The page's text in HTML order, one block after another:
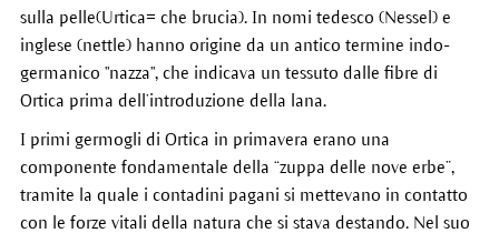
sulla pelle(Urtica= che brucia). In nomi tedesco (Nessel) e
inglese (nettle) hanno origine da un antico termine indo-
germanico "nazza", che indicava un tessuto dalle fibre di
Ortica prima dell’introduzione della lana.
I primi germogli di Ortica in primavera erano una
componente fondamentale della “zuppa delle nove erbe”,
tramite la quale i contadini pagani si mettevano in contatto
con le forze vitali della natura che si stava destando. Nel suo